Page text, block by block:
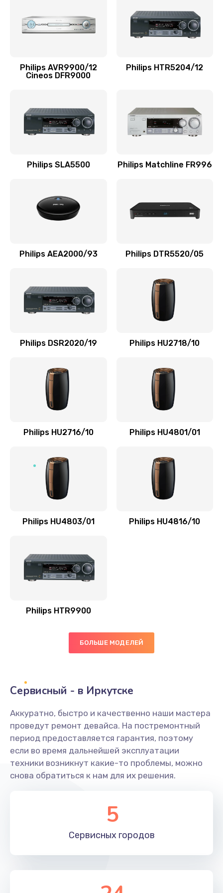
1100 руб.
Заказать
550 руб.
Ремонт экрана
1100 руб.
Заказать
Ремонт микросхемы NFC
1100 руб.
Замена разъема наушников
Ремонт микросхемы управления
Заказать
Замена микросхемы управления
Замена микросхемы NFC
Ремонт или замена флоуметра
Замена сальников
2000 руб.
Замена переходников
1000 руб.
Заказать
Замена уплотнительных колец
2000 руб.
Замена помпы
3000 руб.
Заказать
Philips AVR9900/12
Cineos DFR9000
Philips HTR5204/12
Philips SLA5500 Philips Matchline FR996
Philips AEA2000/93 Philips DTR5520/05
Philips DSR2020/19 Philips HU2718/10
Philips HU2716/10 Philips HU4801/01
Philips HU4803/01 Philips HU4816/10
Philips HTR9900
БОЛЬШЕ МОДЕЛЕЙ
Сервисный - в Иркутске
Аккуратно, быстро и качественно наши мастера
проведут ремонт девайса. На постремонтный
период предоставляется гарантия, поэтому
если во время дальнейшей эксплуатации
техники возникнут какие-то проблемы, можно
снова обратиться к нам для их решения.
5
Сервисных городов